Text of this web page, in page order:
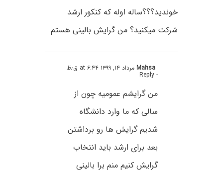
خوندید؟؟؟ساله اوله که کنکور ارشد
شرکت میکنید؟ من گرایش بالینی هستم
Mahsaمرداد ۱۴, ۱۳۹۹ at ۶:۴۴ ق٫ظ
- Reply
من گرایشم عمومیه چون از
سالی که ما وارد دانشگاه
شدیم گرایش ها رو برداشتن
بعد برای ارشد باید انتخاب
گرایش کنیم منم برا بالینی